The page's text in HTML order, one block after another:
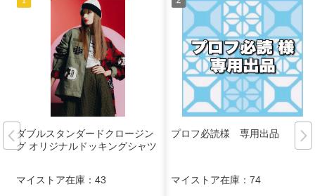
ダブルスタンダードクロージン
グ オリジナルドッキングシャツ
マイストア在庫： 43
プロフ必読様 専用出品
マイストア在庫： 74